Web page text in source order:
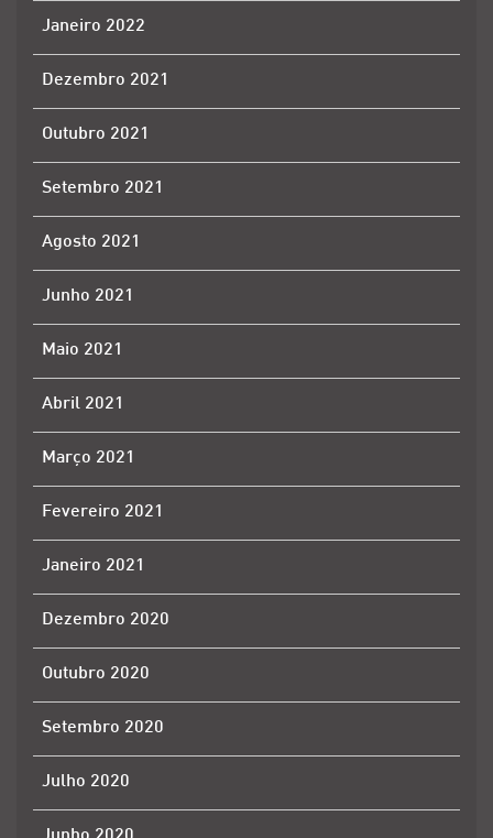
Janeiro 2022
Dezembro 2021
Outubro 2021
Setembro 2021
Agosto 2021
Junho 2021
Maio 2021
Abril 2021
Março 2021
Fevereiro 2021
Janeiro 2021
Dezembro 2020
Outubro 2020
Setembro 2020
Julho 2020